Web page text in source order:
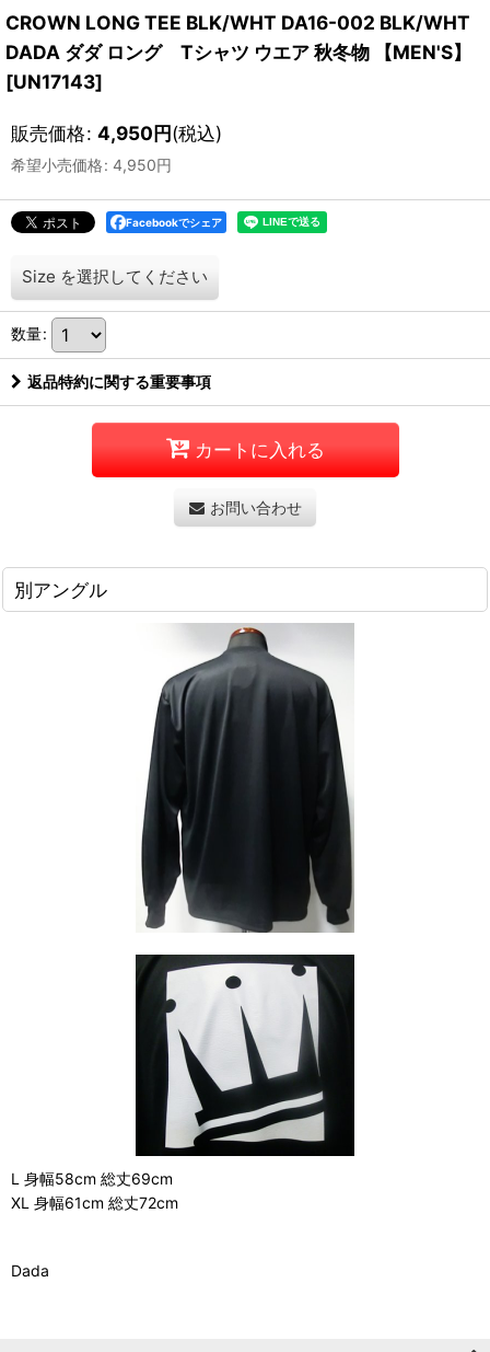
CROWN LONG TEE BLK/WHT DA16-002 BLK/WHT
DADA ダダ ロング Tシャツ ウエア 秋冬物 【MEN'S】
[UN17143]
販売価格: 4,950円(税込)
希望小売価格: 4,950円
Facebookでシェア
Size を選択してください
数量:
返品特約に関する重要事項
カートに入れる
お問い合わせ
別アングル
L 身幅58cm 総丈69cm
XL 身幅61cm 総丈72cm
Dada